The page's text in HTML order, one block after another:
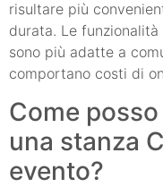
risultare più
durata. Le
sono più adatte a
comportano costi di
Come
una stanza
evento?